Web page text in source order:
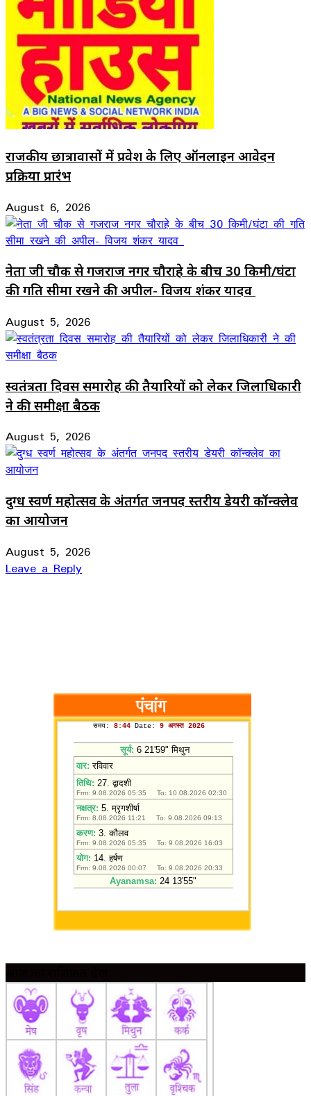
राजकीय छात्रावासों में प्रवेश के लिए ऑनलाइन आवेदन
प्रक्रिया प्रारंभ
August 6, 2026
नेता जी चौक से गजराज नगर चौराहे के बीच 30 किमी/घंटा
की गति सीमा रखने की अपील- विजय शंकर यादव
August 5, 2026
स्वतंत्रता दिवस समारोह की तैयारियों को लेकर जिलाधिकारी
ने की समीक्षा बैठक
August 5, 2026
दुग्ध स्वर्ण महोत्सव के अंतर्गत जनपद स्तरीय डेयरी कॉन्क्लेव
का आयोजन
August 5, 2026
Leave a Reply